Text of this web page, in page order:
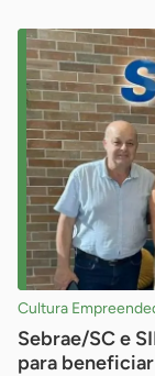
Cultura
Sebrae/SC e
para